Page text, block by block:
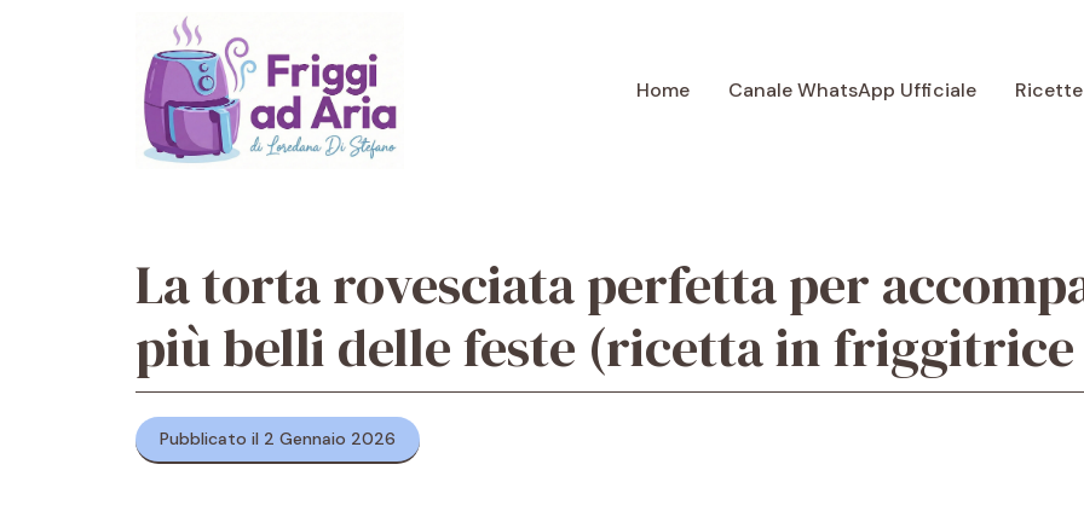
Home Canale WhatsApp Ufficiale
La torta rovesciata perfetta per
più belli delle feste (ricetta in friggitrice
Pubblicato il 2 Gennaio 2026